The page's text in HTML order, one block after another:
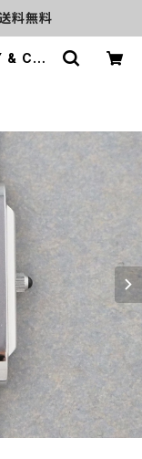
料無料
& Co.